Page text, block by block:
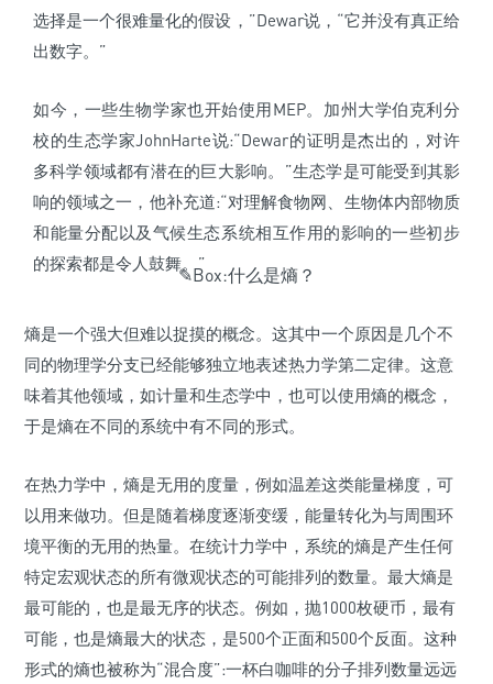
选择是一个很难量化的假设，”Dewar说，“它并没有真正给
出数字。”
如今，一些生物学家也开始使用MEP。加州大学伯克利分
校的生态学家JohnHarte说:“Dewar的证明是杰出的，对许
多科学领域都有潜在的巨大影响。”生态学是可能受到其影
响的领域之一，他补充道:“对理解食物网、生物体内部物质
和能量分配以及气候生态系统相互作用的影响的一些初步
的探索都是令人鼓舞。”
✎Box:什么是熵？
熵是一个强大但难以捉摸的概念。这其中一个原因是几个不
同的物理学分支已经能够独立地表述热力学第二定律。这意
味着其他领域，如计量和生态学中，也可以使用熵的概念，
于是熵在不同的系统中有不同的形式。
在热力学中，熵是无用的度量，例如温差这类能量梯度，可
以用来做功。但是随着梯度逐渐变缓，能量转化为与周围环
境平衡的无用的热量。在统计力学中，系统的熵是产生任何
特定宏观状态的所有微观状态的可能排列的数量。最大熵是
最可能的，也是最无序的状态。例如，抛1000枚硬币，最有
可能，也是熵最大的状态，是500个正面和500个反面。这种
形式的熵也被称为“混合度”:一杯白咖啡的分子排列数量远远